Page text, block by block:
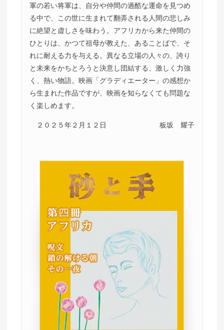
軍の若い将軍は、自分や仲間の過酷な運命を見つめ
る中で、この世に生まれて翻弄される人間の悲しみ
に絶望と虚しさを味わう。アフリカから来た仲間の
ひとりは、かつて祖母が教えた、あることばで、そ
れに耐える力を与える。異なる立場の人々の、誇り
と未来をかちとろうと決意し団結する、激しく力強
く、熱い物語。映画「グラディエーター」の感想か
ら生まれた作品ですが、映画を知らなくても問題な
く楽しめます。
２０２５年２月１２日 板坂 耀子